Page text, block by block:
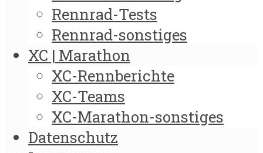
Rennrad-Tests
Rennrad-sonstiges
XC | Marathon
XC-Rennberichte
XC-Teams
XC-Marathon-sonstiges
Datenschutz